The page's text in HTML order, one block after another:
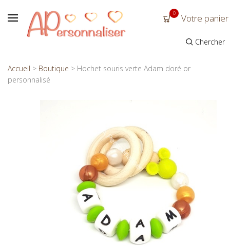
0 Votre panier
Chercher
Accueil > Boutique > Hochet souris verte Adam doré or
personnalisé